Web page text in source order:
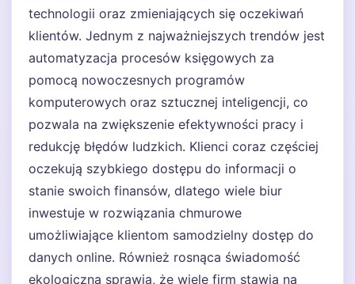
technologii oraz zmieniających się oczekiwań
klientów. Jednym z najważniejszych trendów jest
automatyzacja procesów księgowych za
pomocą nowoczesnych programów
komputerowych oraz sztucznej inteligencji, co
pozwala na zwiększenie efektywności pracy i
redukcję błędów ludzkich. Klienci coraz częściej
oczekują szybkiego dostępu do informacji o
stanie swoich finansów, dlatego wiele biur
inwestuje w rozwiązania chmurowe
umożliwiające klientom samodzielny dostęp do
danych online. Również rosnąca świadomość
ekologiczna sprawia, że wiele firm stawia na